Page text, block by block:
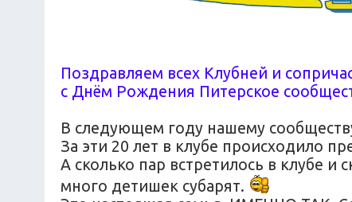
Поздравляем всех Клубней и
с Днём Рождения Питерское
В следующем году нашему
За эти 20 лет в клубе происходило
А сколько пар встретилось в клубе и
много детишек субарят.